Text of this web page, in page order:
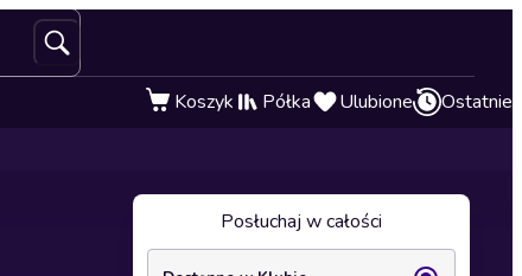
Koszyk Półka Ulubione Ostatnie
Posłuchaj w całości